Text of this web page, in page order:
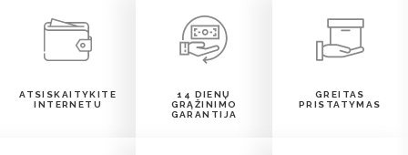
ATSISKAITYKITE
INTERNETU
14 DIENŲ
GRĄŽINIMO
GARANTIJA
GREITAS
PRISTATYMAS